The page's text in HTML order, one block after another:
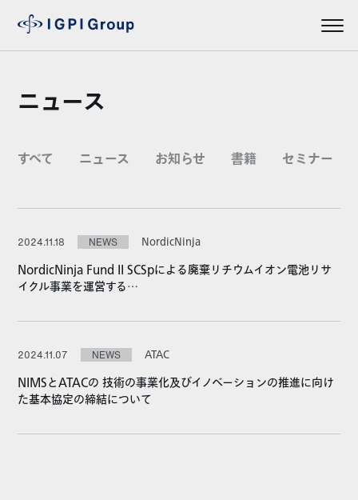
ニュース
すべて ニュース お知らせ 書籍 セミナー
2024.11.18 NEWS NordicNinja
NordicNinja Fund II SCSpによる廃棄リチウムイオン電池リサ
イクル事業を運営する…
2024.11.07 NEWS ATAC
NIMSとATACの 技術の事業化及びイノベーションの推進に向け
た基本協定の締結について